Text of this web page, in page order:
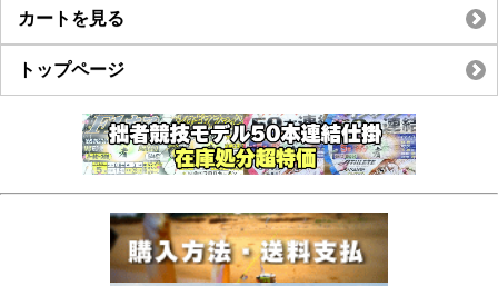
カートを見る
トップページ